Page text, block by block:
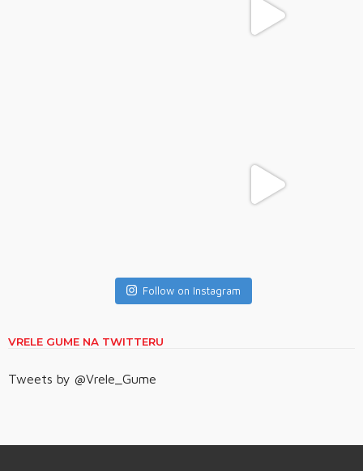
Follow on Instagram
VRELE GUME NA TWITTERU
Tweets by @Vrele_Gume